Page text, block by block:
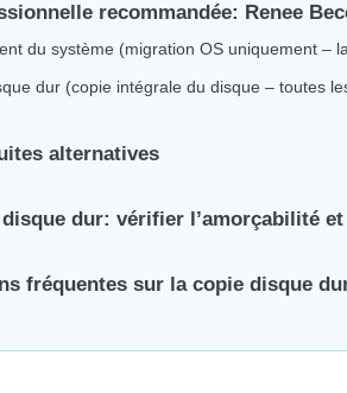
recommandée: Renee
du système (migration OS uniquement –
dur (copie intégrale du disque – toutes
alternatives
dur: vérifier l’amorçabilité
fréquentes sur la copie disque